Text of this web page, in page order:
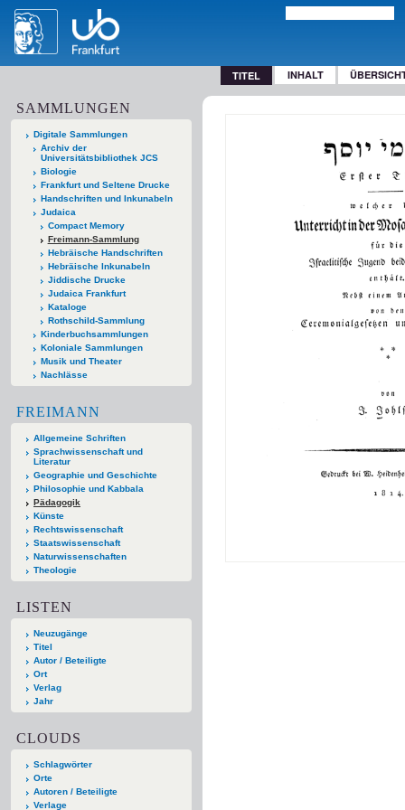
TITEL INHALT
SAMMLUNGEN
Digitale Sammlungen
Archiv der
Universitätsbibliothek JCS
Biologie
Frankfurt und Seltene Drucke
Handschriften und Inkunabeln
Judaica
Compact Memory
Freimann-Sammlung
Hebräische Handschriften
Hebräische Inkunabeln
Jiddische Drucke
Judaica Frankfurt
Kataloge
Rothschild-Sammlung
Kinderbuchsammlungen
Koloniale Sammlungen
Musik und Theater
Nachlässe
FREIMANN
Allgemeine Schriften
Sprachwissenschaft und
Literatur
Geographie und Geschichte
Philosophie und Kabbala
Pädagogik
Künste
Rechtswissenschaft
Staatswissenschaft
Naturwissenschaften
Theologie
LISTEN
Neuzugänge
Titel
Autor / Beteiligte
Ort
Verlag
Jahr
CLOUDS
Schlagwörter
Orte
Autoren / Beteiligte
Verlage